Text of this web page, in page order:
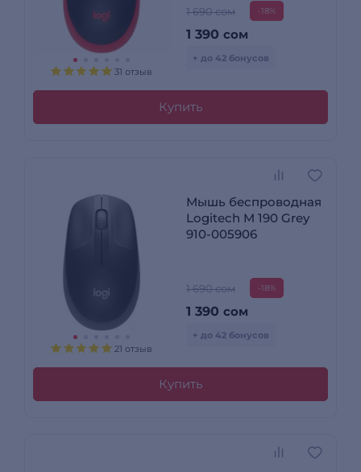
31 отзыв
1 690 сом -18%
1 390 сом
+ до 42 бонусов
Купить
21 отзыв
Мышь беспроводная
Logitech M 190 Grey
910-005906
1 690 сом -18%
1 390 сом
+ до 42 бонусов
Купить